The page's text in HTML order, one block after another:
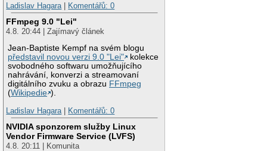
Ladislav Hagara| Komentářů: 0
FFmpeg 9.0 "Lei"
4.8. 20:44 | Zajímavý článek
Jean-Baptiste Kempf na svém blogu
představil novou verzi 9.0 "Lei"
kolekce
svobodného softwaru umožňujícího
nahrávání, konverzi a streamovaní
digitálního zvuku a obrazu FFmpeg
(Wikipedie ).
Ladislav Hagara| Komentářů: 0
NVIDIA sponzorem služby Linux
Vendor Firmware Service (LVFS)
4.8. 20:11 | Komunita